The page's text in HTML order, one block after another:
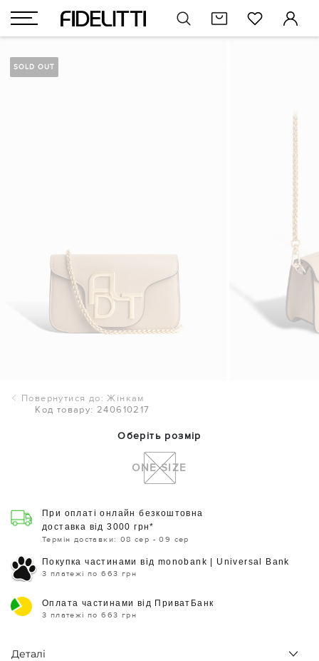
SOLD OUT
Повернутися до: Жінкам
Код товару: 240610217
Оберіть розмір
ONE SIZE
При оплаті онлайн безкоштовна
доставка від 3000 грн*
Термін доставки: 08 сер - 09 сер
Покупка частинами від monobank | Universal Bank
3 платежі по 663 грн
Оплата частинами від ПриватБанк
3 платежі по 663 грн
Деталі